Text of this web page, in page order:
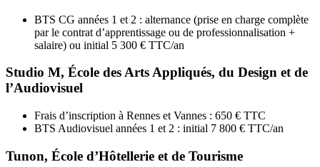
BTS CG années 1 et 2 : alternance (prise en charge complète
par le contrat d’apprentissage ou de professionnalisation +
salaire) ou initial 5 300 € TTC/an
Studio M, École des Arts Appliqués, du Design et de
l’Audiovisuel
Frais d’inscription à Rennes et Vannes : 650 € TTC
BTS Audiovisuel années 1 et 2 : initial 7 800 € TTC/an
Tunon, École d’Hôtellerie et de Tourisme